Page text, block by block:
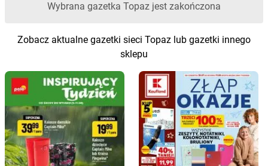
Wybrana gazetka Topaz jest zakończona
Zobacz aktualne gazetki sieci Topaz lub gazetki innego
sklepu